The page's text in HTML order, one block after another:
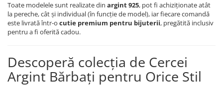
Brățări din Aur cu pietre
semiprețioase
Brățări din Argint cu pietre
semiprețioase
BRĂȚĂRI DE PICIOR
Toate modelele sunt realizate din argint 925, pot fi achiziționate atât
la pereche, cât și individual (în funcție de model), iar fiecare comandă
este livrată într-o cutie premium pentru bijuterii, pregătită inclusiv
pentru a fi oferită cadou.
Descoperă colecția de Cercei
Argint Bărbați pentru Orice Stil